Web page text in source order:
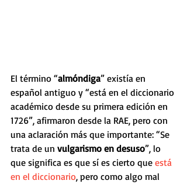
El término “almóndiga” existía en
español antiguo y “está en el diccionario
académico desde su primera edición en
1726”, afirmaron desde la RAE, pero con
una aclaración más que importante: “Se
trata de un vulgarismo en desuso”, lo
que significa es que sí es cierto que está
en el diccionario, pero como algo mal